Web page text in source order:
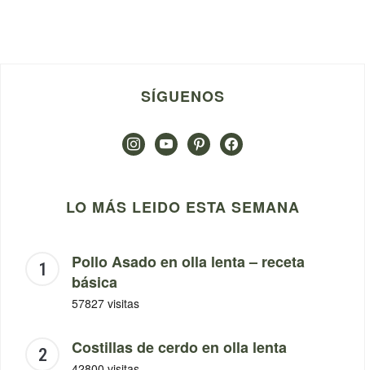
SÍGUENOS
instagramyoutubepinterestfacebook
LO MÁS LEIDO ESTA SEMANA
Pollo Asado en olla lenta – receta
básica
57827 visitas
Costillas de cerdo en olla lenta